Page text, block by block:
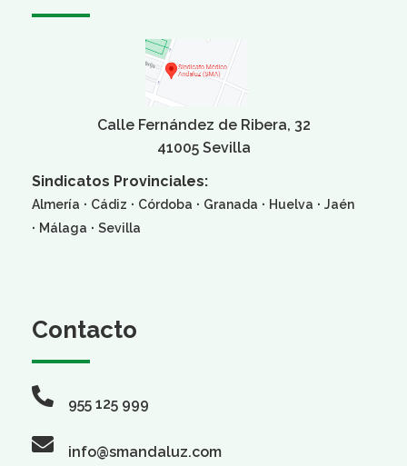
Calle Fernández de Ribera, 32
41005 Sevilla
Sindicatos Provinciales:
Almería · Cádiz · Córdoba · Granada · Huelva · Jaén
· Málaga · Sevilla
Contacto
955 125 999
info@smandaluz.com